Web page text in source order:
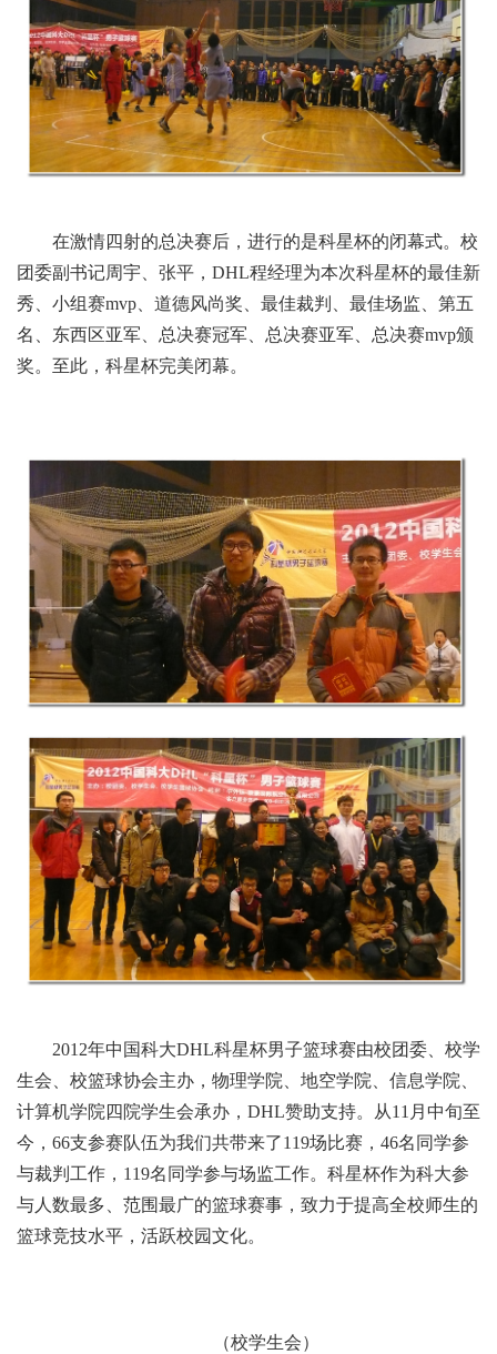
在激情四射的总决赛后，进行的是科星杯的闭幕式。校
团委副书记周宇、张平，DHL程经理为本次科星杯的最佳新
秀、小组赛mvp、道德风尚奖、最佳裁判、最佳场监、第五
名、东西区亚军、总决赛冠军、总决赛亚军、总决赛mvp颁
奖。至此，科星杯完美闭幕。
2012年中国科大DHL科星杯男子篮球赛由校团委、校学
生会、校篮球协会主办，物理学院、地空学院、信息学院、
计算机学院四院学生会承办，DHL赞助支持。从11月中旬至
今，66支参赛队伍为我们共带来了119场比赛，46名同学参
与裁判工作，119名同学参与场监工作。科星杯作为科大参
与人数最多、范围最广的篮球赛事，致力于提高全校师生的
篮球竞技水平，活跃校园文化。
（校学生会）